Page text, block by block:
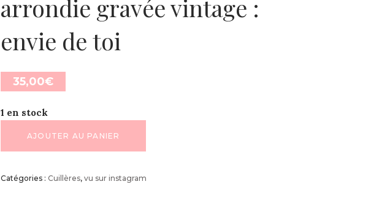
arrondie gravée vintage :
envie de toi
35,00€
1 en stock
AJOUTER AU PANIER
Catégories : Cuillères, vu sur instagram